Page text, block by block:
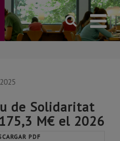
de Solidaritat
M€ el 2026
PDF